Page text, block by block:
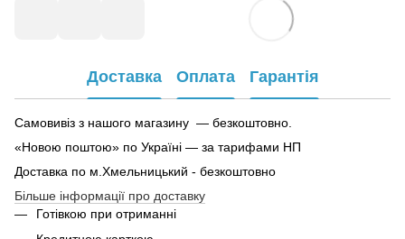
Доставка Оплата Гарантія
Самовивіз з нашого магазину — безкоштовно.
«Новою поштою» по Україні — за тарифами НП
Доставка по м.Хмельницький - безкоштовно
Більше інформації про доставку
Готівкою при отриманні